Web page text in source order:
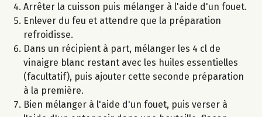
Arrêter la cuisson puis mélanger à l'aide d'un fouet.
Enlever du feu et attendre que la préparation
refroidisse.
Dans un récipient à part, mélanger les 4 cl de
vinaigre blanc restant avec les huiles essentielles
(facultatif), puis ajouter cette seconde préparation
à la première.
Bien mélanger à l'aide d'un fouet, puis verser à